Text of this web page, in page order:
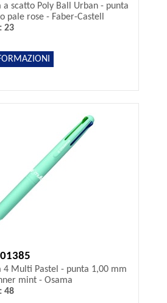
a scatto Poly Ball Urban - punta
pale rose - Faber-Castell
23
4 Multi Pastel - punta 1,00 mm
mint - Osama
48